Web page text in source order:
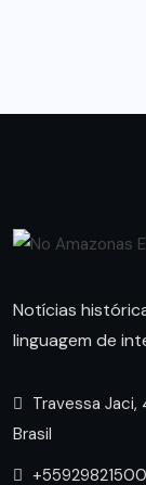
Notícias
linguagem de
Travessa
Brasil